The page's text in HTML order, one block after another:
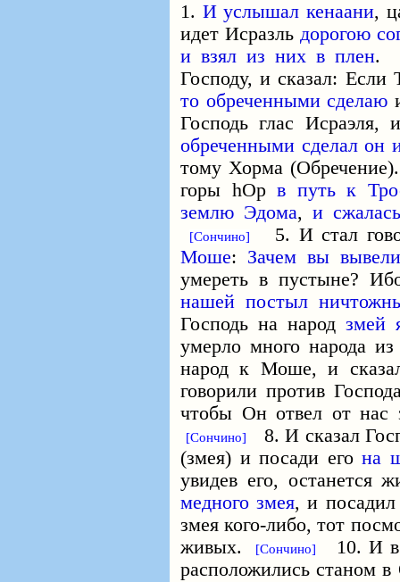
1. И услышал кенаани,
идет Исразльдорогою
и взял из них в плен.
Господу, и сказал:
то обреченными сделаю
Господь глас
обреченными сделал он
тому Хорма
горы hОр в путь к
землю Эдома, и
[Сончино]
5. И стал
Моше: Зачем вы
умереть в пустыне?
нашей постыл
Господь на народ змей
умерло много народа
народ к Моше, и
говорили против
чтобы Он отвел от нас
[Сончино]
8. И сказал
(змея) и посади егона
увидев его, останется
медного змея, и
змея кого-либо, тот
живых.
[Сончино]
10. И в
расположились станом